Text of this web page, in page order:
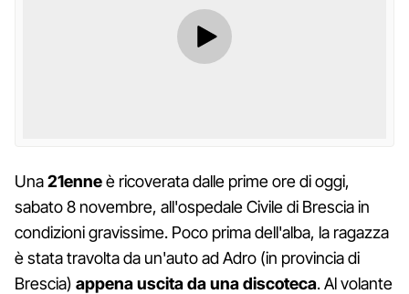
Una21enneè ricoverata dalle prime ore di oggi,
sabato 8 novembre, all'ospedale Civile di Brescia in
condizioni gravissime. Poco prima dell'alba, la ragazza
è stata travolta da un'auto ad Adro (in provincia di
Brescia) appena uscita da una discoteca. Al volante